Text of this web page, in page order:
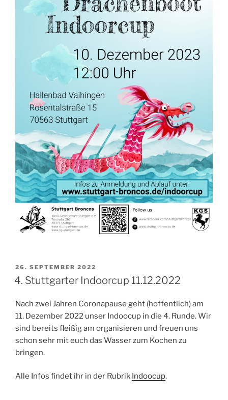
VERÖFFENTLICHT
AM
26. SEPTEMBER 2022
4. Stuttgarter Indoorcup 11.12.2022
Nach zwei Jahren Coronapause geht (hoffentlich) am
11. Dezember 2022 unser Indoocup in die 4. Runde. Wir
sind bereits fleißig am organisieren und freuen uns
schon sehr mit euch das Wasser zum Kochen zu
bringen.
Alle Infos findet ihr in der Rubrik Indoocup.